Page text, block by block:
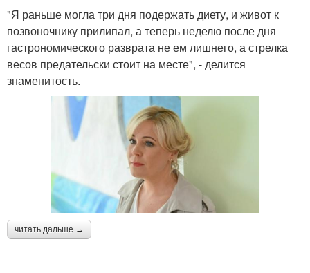
"Я раньше могла три дня подержать диету, и живот к
позвоночнику прилипал, а теперь неделю после дня
гастрономического разврата не ем лишнего, а стрелка
весов предательски стоит на месте", - делится
знаменитость.
читать дальше →